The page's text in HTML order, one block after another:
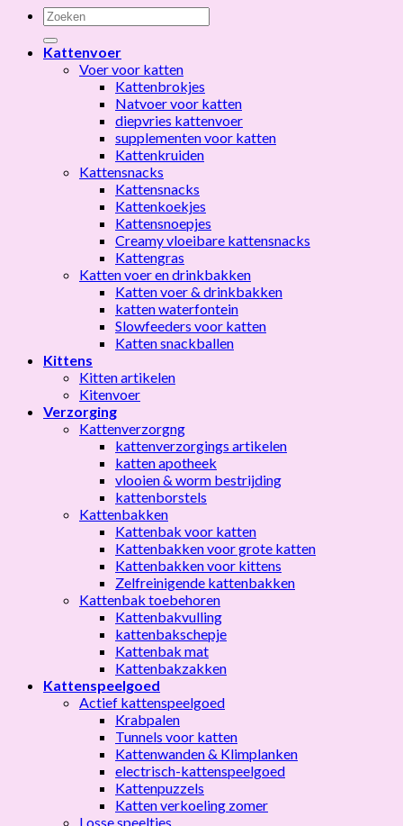
Zoeken
naar:
Kattenvoer
Voer voor katten
Kattenbrokjes
Natvoer voor katten
diepvries kattenvoer
supplementen voor katten
Kattenkruiden
Kattensnacks
Kattensnacks
Kattenkoekjes
Kattensnoepjes
Creamy vloeibare kattensnacks
Kattengras
Katten voer en drinkbakken
Katten voer & drinkbakken
katten waterfontein
Slowfeeders voor katten
Katten snackballen
Kittens
Kitten artikelen
Kitenvoer
Verzorging
Kattenverzorgng
kattenverzorgings artikelen
katten apotheek
vlooien & worm bestrijding
kattenborstels
Kattenbakken
Kattenbak voor katten
Kattenbakken voor grote katten
Kattenbakken voor kittens
Zelfreinigende kattenbakken
Kattenbak toebehoren
Kattenbakvulling
kattenbakschepje
Kattenbak mat
Kattenbakzakken
Kattenspeelgoed
Actief kattenspeelgoed
Krabpalen
Tunnels voor katten
Kattenwanden & Klimplanken
electrisch-kattenspeelgoed
Kattenpuzzels
Katten verkoeling zomer
Losse speeltjes